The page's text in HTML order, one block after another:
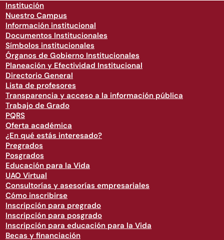
Institución
Nuestro Campus
Información institucional
Documentos Institucionales
Símbolos institucionales
Órganos de Gobierno Institucionales
Planeación y Efectividad Institucional
Directorio General
Lista de profesores
Transparencia y acceso a la información pública
Trabajo de Grado
PQRS
Oferta académica
¿En qué estás interesado?
Pregrados
Posgrados
Educación para la Vida
UAO Virtual
Consultorías y asesorías empresariales
Cómo inscribirse
Inscripción para pregrado
Inscripción para posgrado
Inscripción para educación para la Vida
Becas y financiación